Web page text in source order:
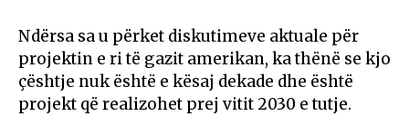
Ndërsa sa u përket diskutimeve aktuale për
projektin e ri të gazit amerikan, ka thënë se kjo
çështje nuk është e kësaj dekade dhe është
projekt që realizohet prej vitit 2030 e tutje.